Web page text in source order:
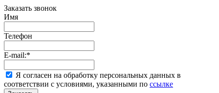
Заказать звонок
Имя
Телефон
E-mail:*
Я согласен на обработку персональных данных в
соответствии с условиями, указанными по ссылке